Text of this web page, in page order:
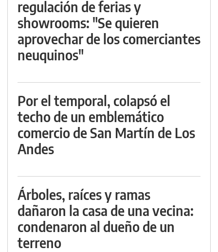
regulación de ferias y
showrooms: "Se quieren
aprovechar de los comerciantes
neuquinos"
Por el temporal, colapsó el
techo de un emblemático
comercio de San Martín de Los
Andes
Árboles, raíces y ramas
dañaron la casa de una vecina:
condenaron al dueño de un
terreno